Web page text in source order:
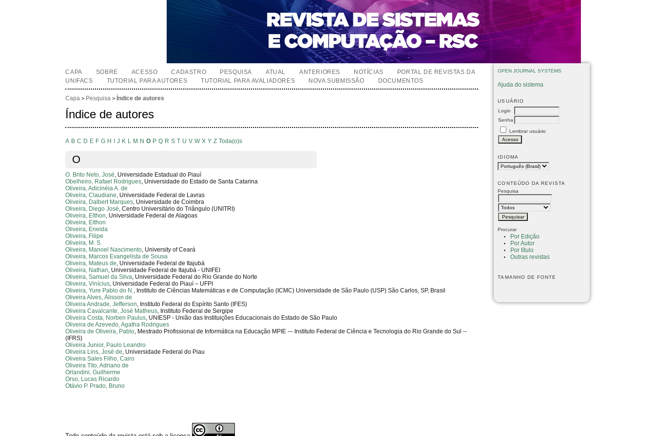
OPEN JOURNAL SYSTEMS
Ajuda do sistema
USUÁRIO
Login
Senha
Lembrar usuário
IDIOMA
CONTEÚDO DA REVISTA
Pesquisa
Procurar
Por Edição
Por Autor
Por título
Outras revistas
TAMANHO DE FONTE
CAPA SOBRE ACESSO CADASTRO PESQUISA ATUAL ANTERIORES NOTÍCIAS
PORTAL DE REVISTAS DA
UNIFACS
TUTORIAL PARA AUTORES TUTORIAL PARA AVALIADORES NOVA SUBMISSÃO DOCUMENTOS
Capa > Pesquisa > Índice de autores
Índice de autores
A B C D E F G H J K L M N O P Q R S T U V W X Y Z Toda(o)s
O
O. Brito Neto, José , Universidade Estadual do Piauí
Obelheiro, Rafael Rodrigues , Universidade do Estado de Santa Catarina
Oliveira, Adicinéia A. de
Oliveira, Claudiane , Universidade Federal de Lavras
Oliveira, Dalbert Marques , Universidade de Coimbra
Oliveira, Diego José , Centro Universitário do Triângulo (UNITRI)
Oliveira, Elthon , Universidade Federal de Alagoas
Oliveira, Elthon
Oliveira, Eneida
Oliveira, Filipe
Oliveira, M. S.
Oliveira, Manoel Nascimento , University of Ceará
Oliveira, Marcos Evangelista de Sousa
Oliveira, Mateus de , Universidade Federal de Itajubá
Oliveira, Nathan , Universidade Federal de Itajubá - UNIFEI
Oliveira, Samuel da Silva , Universidade Federal do Rio Grande do Norte
Oliveira, Vinícius , Universidade Federal do Piauí – UFPI
Oliveira, Yure Pablo do N.
, Instituto de Ciências Matemáticas e de Computação (ICMC) Universidade de São Paulo (USP) São Carlos, SP, Brasil
Oliveira Alves, Álisson de
Oliveira Andrade, Jefferson , Instituto Federal do Espírito Santo (IFES)
Oliveira Cavalcante, José Matheus , Instituto Federal de Sergipe
Oliveira Costa, Norben Paulus , UNIESP - União das Instituições Educacionais do Estado de São Paulo
Oliveira de Azevedo, Agatha Rodrigues
Oliveira de Oliveira, Pablo , Mestrado Profissional de Informática na Educação MPIE -– Instituto Federal de Ciência e Tecnologia do Rio Grande do Sul --
(IFRS)
Oliveira Junior, Paulo Leandro
Oliveira Lins, José de , Universidade Federal do Piau
Oliveira Sales Filho, Cairo
Oliveira Tito, Adriano de
Orlandini, Guilherme
Orso, Lucas Ricardo
Otávio P. Prado, Bruno